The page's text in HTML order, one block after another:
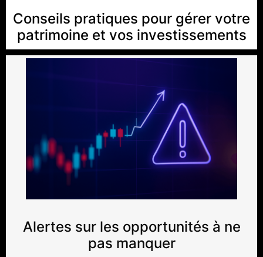
Conseils pratiques pour gérer votre
patrimoine et vos investissements
Alertes sur les opportunités à ne
pas manquer